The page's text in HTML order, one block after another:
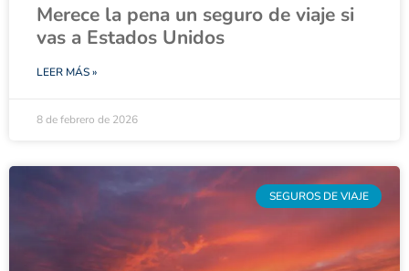
Merece la pena un seguro de viaje si
vas a Estados Unidos
LEER MÁS »
8 de febrero de 2026
SEGUROS DE VIAJE